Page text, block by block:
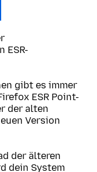
ESR-
gibt es immer
ESR Point-
der alten
Version
der älteren
dein System